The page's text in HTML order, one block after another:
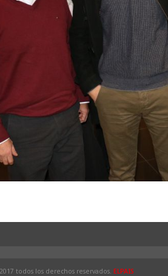
todos los derechos reservados. ELPAIS